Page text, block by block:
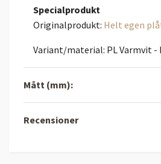
Specialprodukt
Originalprodukt: Helt egen
Variant/material: PL Varmvit -
Mått (mm):
Recensioner